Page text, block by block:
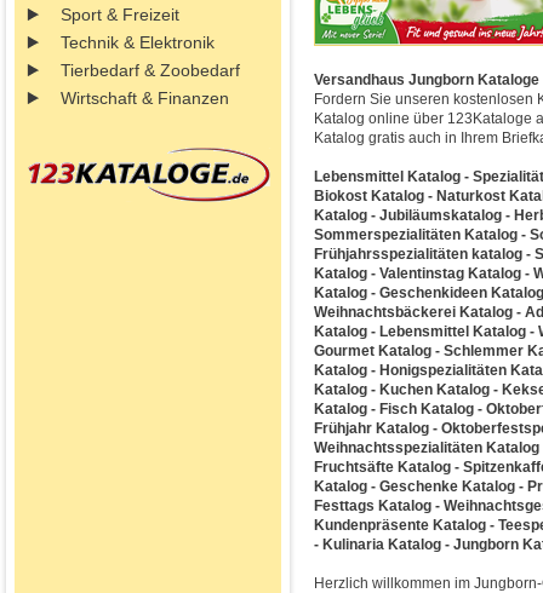
Sport & Freizeit
Technik & Elektronik
Tierbedarf & Zoobedarf
Wirtschaft & Finanzen
Versandhaus Jungborn
Fordern Sie unseren kostenlosen
Katalog online über 123Kataloge
Katalog gratis auch in Ihrem
Lebensmittel Katalog -
Biokost Katalog - Naturkost
Katalog - Jubiläumskatalog -
Sommerspezialitäten Katalog -
Frühjahrsspezialitäten katalog -
Katalog - Valentinstag Katalog -
Katalog - Geschenkideen
Weihnachtsbäckerei Katalog -
Katalog - Lebensmittel Katalog
Gourmet Katalog - Schlemmer
Katalog - Honigspezialitäten
Katalog - Kuchen Katalog -
Katalog - Fisch Katalog -
Frühjahr Katalog -
Weihnachtsspezialitäten
Fruchtsäfte Katalog -
Katalog - Geschenke Katalog -
Festtags Katalog -
Kundenpräsente Katalog -
- Kulinaria Katalog - Jungborn
Herzlich willkommen im